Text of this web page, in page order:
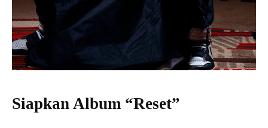
Siapkan Album “Reset”